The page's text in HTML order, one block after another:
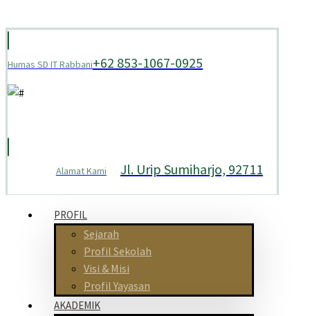
Humas SD IT Rabbani+62 853-1067-0925
Alamat Kami Jl. Urip Sumiharjo, 92711
PROFIL
Sejarah
Profil Sekolah
Visi & Misi
Profil Yayasan
AKADEMIK